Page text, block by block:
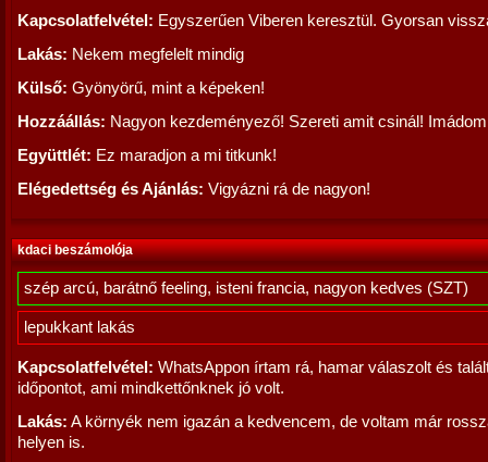
Kapcsolatfelvétel: Egyszerűen Viberen keresztül. Gyorsan
Lakás: Nekem megfelelt mindig
Külső: Gyönyörű, mint a képeken!
Hozzáállás: Nagyon kezdeményező! Szereti amit csinál!
Együttlét: Ez maradjon a mi titkunk!
Elégedettség és Ajánlás: Vigyázni rá de nagyon!
kdaci beszámolója
szép arcú, barátnő feeling, isteni francia, nagyon kedves (SZT)
lepukkant lakás
Kapcsolatfelvétel: WhatsAppon írtam rá, hamar válaszolt és
időpontot, ami mindkettőnknek jó volt.
Lakás: A környék nem igazán a kedvencem, de voltam már
helyen is.